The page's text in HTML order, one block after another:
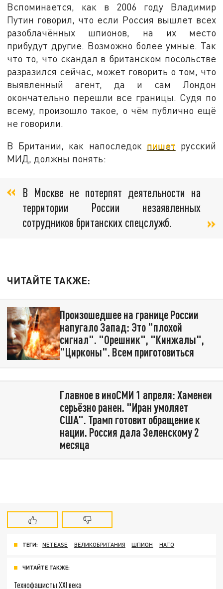
Вспоминается, как в 2006 году Владимир
Путин говорил, что если Россия вышлет всех
разоблачённых шпионов, на их место
прибудут другие. Возможно более умные. Так
что то, что скандал в британском посольстве
разразился сейчас, может говорить о том, что
выявленный агент, да и сам Лондон
окончательно перешли все границы. Судя по
всему, произошло такое, о чём публично ещё
не говорили.
В Британии, как напоследок пишет русский
МИД, должны понять:
В Москве не потерпят деятельности на
территории России незаявленных
сотрудников британских спецслужб.
ЧИТАЙТЕ ТАКЖЕ:
Произошедшее на границе России
напугало Запад: Это "плохой
сигнал". "Орешник", "Кинжалы",
"Цирконы". Всем приготовиться
Главное в иноСМИ 1 апреля: Хаменеи
серьёзно ранен. "Иран умоляет
США". Трамп готовит обращение к
нации. Россия дала Зеленскому 2
месяца
ТЕГИ: NETEASE ВЕЛИКОБРИТАНИЯ ШПИОН НАТО
ЧИТАЙТЕ ТАКЖЕ:
Технофашисты XXI века